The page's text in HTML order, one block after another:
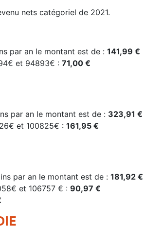
nets catégoriel de 2021.
par an le montant est de : 141,99 €
et 94893€ : 71,00 €
par an le montant est de : 323,91 €
et 100825€ : 161,95 €
par an le montant est de : 181,92 €
et 106757 € : 90,97 €